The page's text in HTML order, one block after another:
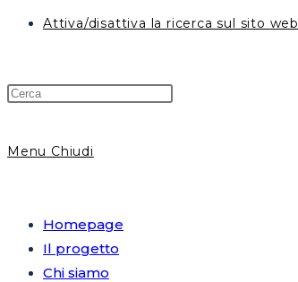
Attiva/disattiva la ricerca sul sito web
Menu Chiudi
Homepage
Il progetto
Chi siamo